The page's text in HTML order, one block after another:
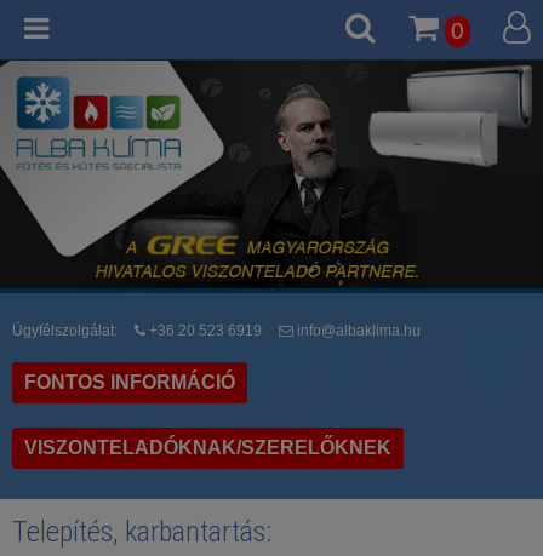
0
Ügyfélszolgálat: +36 20 523 6919 info@albaklima.hu
FONTOS INFORMÁCIÓ
VISZONTELADÓKNAK/SZERELŐKNEK
Telepítés, karbantartás: